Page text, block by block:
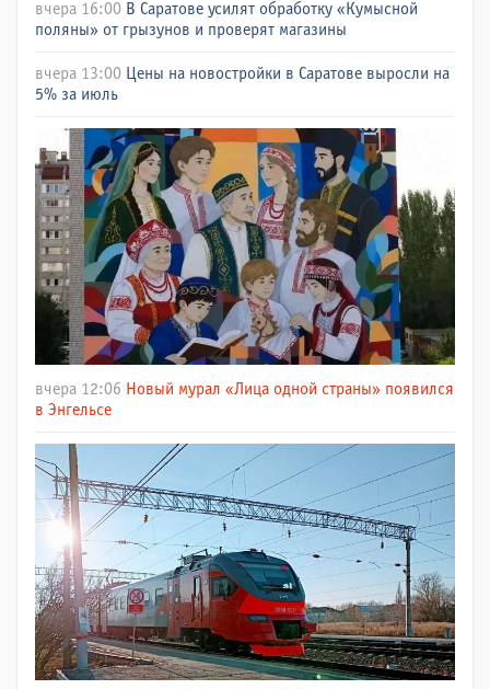
вчера 16:00 В Саратове усилят обработку «Кумысной
поляны» от грызунов и проверят магазины
вчера 13:00 Цены на новостройки в Саратове выросли на
5% за июль
вчера 12:06 Новый мурал «Лица одной страны» появился
в Энгельсе